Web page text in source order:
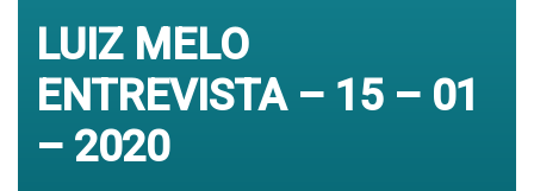
LUIZ MELO
ENTREVISTA – 15 – 01
– 2020